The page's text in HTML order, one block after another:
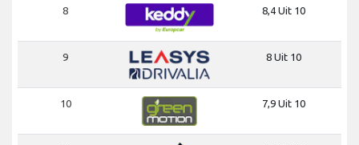
8 8,4 Uit 10
9 8 Uit 10
10 7,9 Uit 10